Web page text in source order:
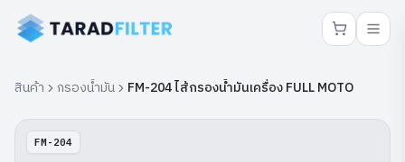
สินค้า กรองน้ำมัน FM-204 ไส้กรองน้ำมันเครื่อง FULL MOTO
FM-204